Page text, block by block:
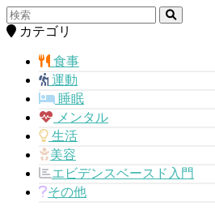
カテゴリ
食事
運動
睡眠
メンタル
生活
美容
エビデンスベースド入門
その他